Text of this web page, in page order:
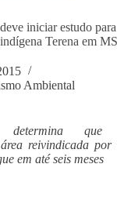
iniciar estudo para
Terena em MS
Ambiental
determina que
reivindicada por
em até seis meses